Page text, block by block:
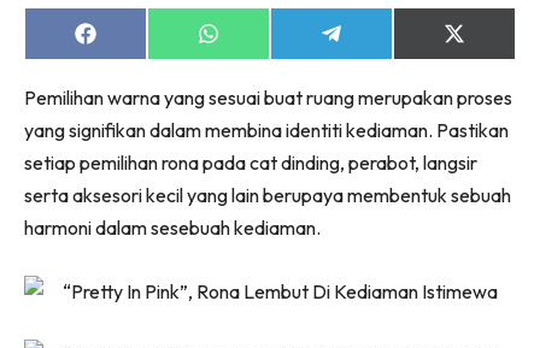
DIY
Bilik Air
Dapur
Ruang Makan
Make Over
Bilik Air
Dapur
Share
on
Share
on
Share
on
Share
on
(Twitter)
Pemilihan warna yang sesuai buat ruang merupakan proses
yang signifikan dalam membina identiti kediaman. Pastikan
setiap pemilihan rona pada cat dinding, perabot, langsir
serta aksesori kecil yang lain berupaya membentuk sebuah
harmoni dalam sesebuah kediaman.